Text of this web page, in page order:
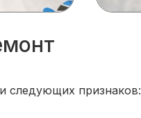
следующих признаков: